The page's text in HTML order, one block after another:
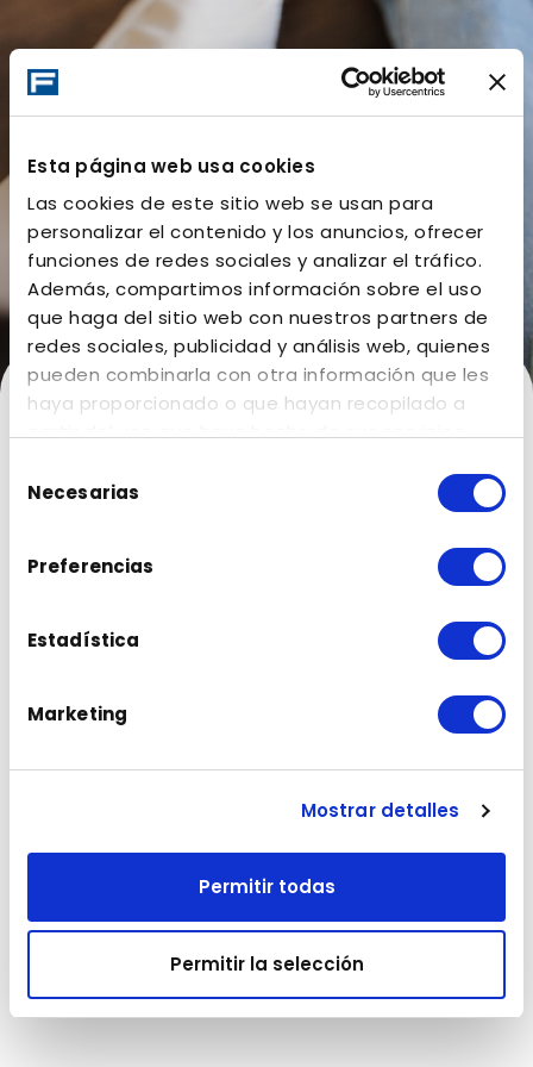
Esta página web usa cookies
Las cookies de este sitio web se usan para
personalizar el contenido y los anuncios, ofrecer
funciones de redes sociales y analizar el tráfico.
Además, compartimos información sobre el uso
que haga del sitio web con nuestros partners de
redes sociales, publicidad y análisis web, quienes
pueden combinarla con otra información que les
haya proporcionado o que hayan recopilado a
partir del uso que haya hecho de sus servicios.
deNecesarias
Preferencias
Estadística
Marketing
Mostrar detalles
Permitir todas
Permitir la selección
LATAM